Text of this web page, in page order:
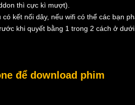
thì cực kì mượt).
kết nối dây, nếu wifi có thể các bạn
khi quyết bằng 1 trong 2 cách ở dưới.
để download phim